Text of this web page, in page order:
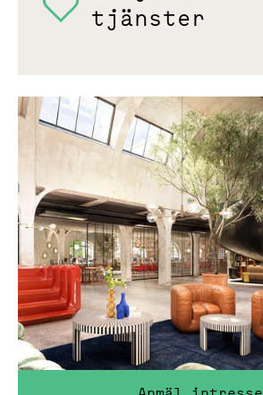
tjänster